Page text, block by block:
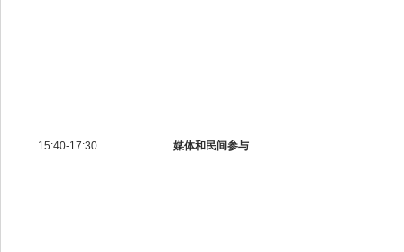
15:40-17:30 媒体和民间参与